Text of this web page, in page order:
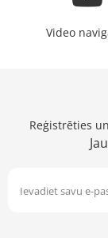
Video
Reģistrēties